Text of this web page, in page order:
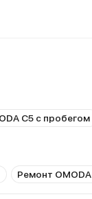
C5 с пробегом
Ремонт